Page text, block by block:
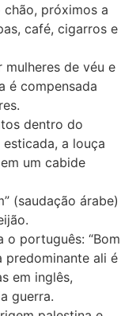
próximos a
café, cigarros e
de véu e
é compensada
dentro do
a louça
um cabide
(saudação árabe)
o português: “Bom
predominante ali é
em inglês,
guerra.